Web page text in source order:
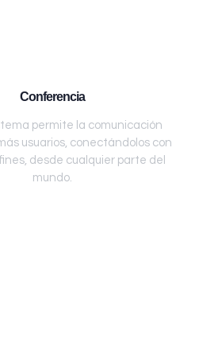
Conferencia
permite la comunicación
usuarios, conectándolos con
desde cualquier parte del
mundo.